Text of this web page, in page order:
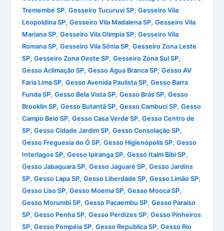
Tremembé SP,Gesseiro Tucuruvi SP,Gesseiro Vila
Leopoldina SP,Gesseiro Vila Madalena SP,Gesseiro Vila
Mariana SP,Gesseiro Vila Olimpia SP,Gesseiro Vila
Romana SP,Gesseiro Vila Sônia SP,Gesseiro Zona Leste
SP,Gesseiro Zona Oeste SP,Gesseiro Zona Sul SP,
Gesso Aclimação SP,Gesso Agua Branca SP,Gesso AV
Faria Lima SP,Gesso Avenida Paulista SP,Gesso Barra
Funda SP,Gesso Bela Vista SP,Gesso Brás SP,Gesso
Brooklin SP,Gesso Butantã SP,Gesso Cambuci SP,Gesso
Campo Belo SP,Gesso Casa Verde SP,Gesso Centro de
SP,Gesso Cidade Jardim SP,Gesso Consolação SP,
Gesso Freguesia do Ó SP,Gesso Higienópolis SP,Gesso
Interlagos SP,Gesso Ipiranga SP,Gesso Itaim Bibi SP,
Gesso Jabaquara SP,Gesso Jaguaré SP,Gesso Jardins
SP,Gesso Lapa SP,Gesso Liberdade SP,Gesso Limão SP,
Gesso Liso SP,Gesso Moema SP,Gesso Mooca SP,
Gesso Morumbi SP,Gesso Pacaembu SP,Gesso Paraíso
SP,Gesso Penha SP,Gesso Perdizes SP,Gesso Pinheiros
SP,Gesso Pompéia SP,Gesso Republica SP,Gesso Rio